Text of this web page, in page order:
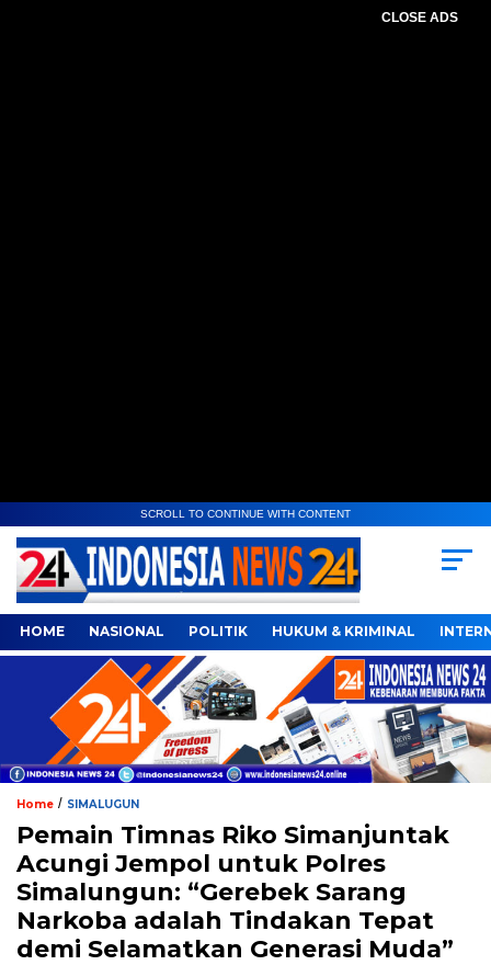
CLOSE ADS
SCROLL TO CONTINUE WITH CONTENT
HOME NASIONAL POLITIK HUKUM & KRIMINAL
Home / SIMALUGUN
Pemain Timnas Riko Simanjuntak
Acungi Jempol untuk Polres
Simalungun: “Gerebek Sarang
Narkoba adalah Tindakan Tepat
demi Selamatkan Generasi Muda”